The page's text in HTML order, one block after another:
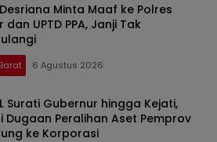
Minta Maaf ke Polres
dan UPTD PPA, Janji Tak
6 Agustus 2026
Surati Gubernur hingga Kejati,
Dugaan Peralihan Aset Pemprov
ke Korporasi